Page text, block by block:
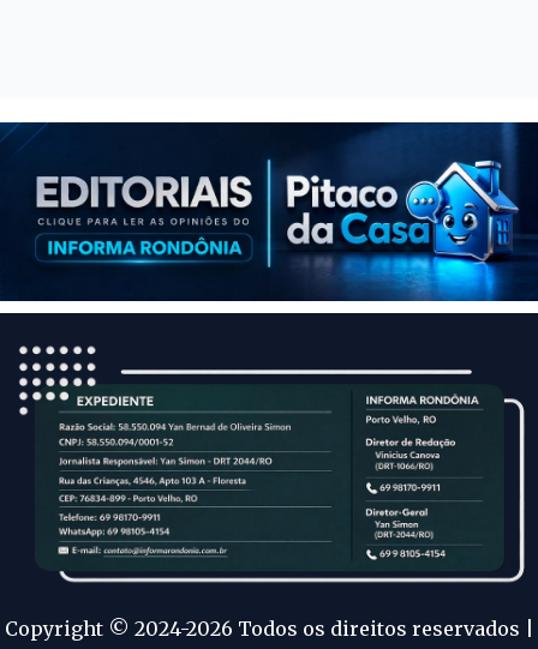
Copyright © 2024-2026 Todos os direitos reservados |